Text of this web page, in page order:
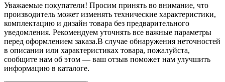
Уважаемые покупатели! Просим принять во внимание, что
производитель может изменять технические характеристики,
комплектацию и дизайн товара без предварительного
уведомления. Рекомендуем уточнять все важные параметры
перед оформлением заказа.В случае обнаружения неточностей
в описании или характеристиках товара, пожалуйста,
сообщите нам об этом — ваш отзыв поможет нам улучшить
информацию в каталоге.